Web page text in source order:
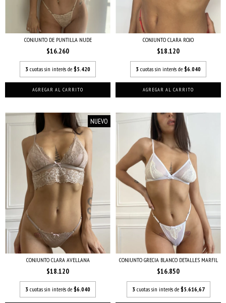
CONJUNTO DE PUNTILLA NUDE
$16.260
3 cuotas sin interés de $5.420
AGREGAR AL CARRITO
CONJUNTO CLARA ROJO
$18.120
3 cuotas sin interés de $6.040
AGREGAR AL CARRITO
NUEVO
CONJUNTO CLARA AVELLANA
$18.120
3 cuotas sin interés de $6.040
CONJUNTO GRECIA BLANCO DETALLES MARFIL
$16.850
3 cuotas sin interés de $5.616,67